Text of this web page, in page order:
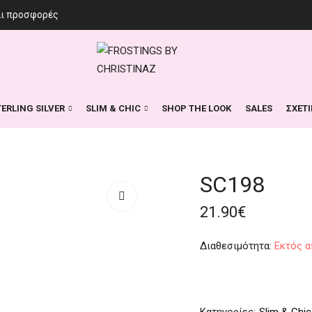
προσφορές
SILVER SLIM & CHIC SHOP THE LOOK SALES
SC198
21.90€
Διαθεσιμότητα: Εκτός